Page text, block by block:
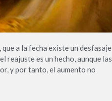
a la fecha existe un desfasaje
reajuste es un hecho, aunque las
y por tanto, el aumento no